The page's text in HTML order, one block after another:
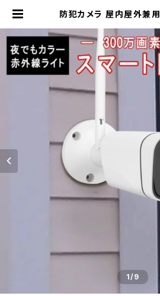
防犯カメラ 屋内屋外兼
IF wifi 無線 MicroSD
録音 動体検知 PSE「
o Station（Ｋ＆Ｍサービ
1/9